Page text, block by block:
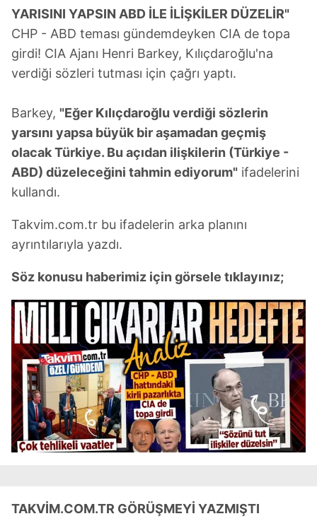
YARISINI YAPSIN ABD İLE İLİŞKİLER DÜZELİR"
CHP - ABD teması gündemdeyken CIA de topa
girdi! CIA Ajanı Henri Barkey, Kılıçdaroğlu'na
verdiği sözleri tutması için çağrı yaptı.
Barkey, "Eğer Kılıçdaroğlu verdiği sözlerin
yarsını yapsa büyük bir aşamadan geçmiş
olacak Türkiye. Bu açıdan ilişkilerin (Türkiye -
ABD) düzeleceğini tahmin ediyorum" ifadelerini
kullandı.
Takvim.com.tr bu ifadelerin arka planını
ayrıntılarıyla yazdı.
Söz konusu haberimiz için görsele tıklayınız;
TAKVİM.COM.TR GÖRÜŞMEYİ YAZMIŞTI